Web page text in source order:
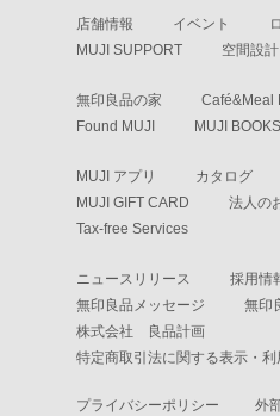
店舗情報 イベント
MUJI SUPPORT
空間設計
無印良品の家 Café&Meal
Found MUJI
MUJI BOOKS
MUJI アプリ カタログ
MUJI GIFT CARD
法人の
Tax-free Services
ニュースリリース
採用情
無印良品メッセージ
無印
株式会社 良品計画
特定商取引法に関する表示・利
プライバシーポリシー 外